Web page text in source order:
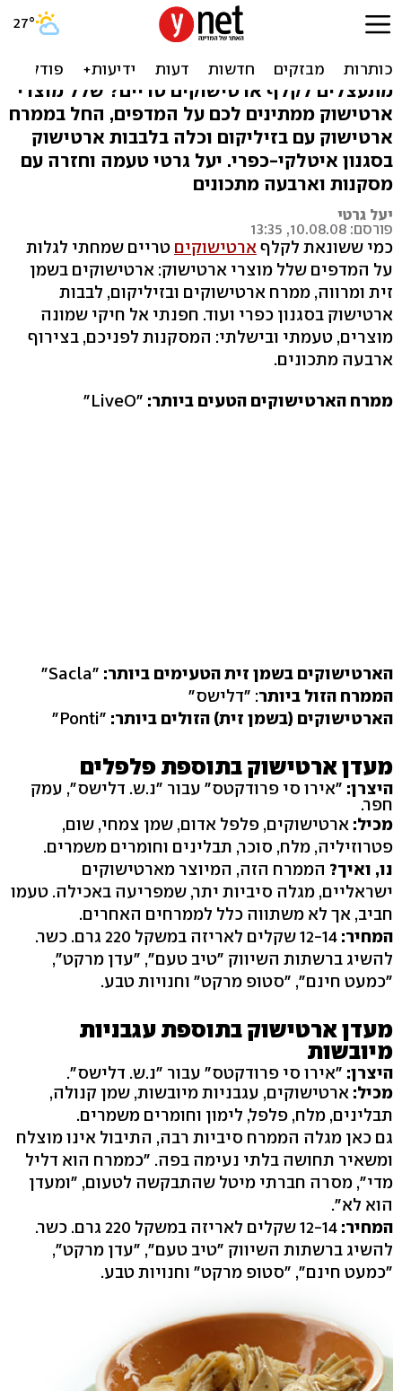
ארטישוק למפונקים - וארבעה
מתעצלים לקלף ארטישוקים טריים? שלל מוצרי
ארטישוק ממתינים לכם על המדפים, החל בממרח
ארטישוק עם בזיליקום וכלה בלבבות ארטישוק
בסגנון איטלקי-כפרי. יעל גרטי טעמה וחזרה עם
מסקנות וארבעה מתכונים
יעל גרטי
פורסם: 10.08.08, 13:35
כמי ששונאת לקלףארטישוקים טריים שמחתי לגלות
על המדפים שלל מוצרי ארטישוק: ארטישוקים בשמן
זית ומרווה, ממרח ארטישוקים ובזיליקום, לבבות
ארטישוק בסגנון כפרי ועוד. חפנתי אל חיקי שמונה
מוצרים, טעמתי ובישלתי: המסקנות לפניכם, בצירוף
ארבעה מתכונים.
ממרח הארטישוקים הטעים ביותר: "LiveO"
הארטישוקים בשמן זית הטעימים ביותר: "Sacla"
הממרח הזול ביותר: "דלישס"
הארטישוקים (בשמן זית) הזולים ביותר: "Ponti"
מעדן ארטישוק בתוספת פלפלים
היצרן: "אירו סי פרודקטס" עבור "נ.ש. דלישס", עמק
חפר.
מכיל: ארטישוקים, פלפל אדום, שמן צמחי, שום,
פטרוזיליה, מלח, סוכר, תבלינים וחומרים משמרים.
נו, ואיך? הממרח הזה, המיוצר מארטישוקים
ישראליים, מגלה סיביות יתר, שמפריעה באכילה. טעמו
חביב, אך לא משתווה כלל לממרחים האחרים.
המחיר:
להשיג ברשתות השיווק "טיב טעם", "עדן מרקט",
"כמעט חינם", "סטופ מרקט" וחנויות טבע.
מעדן ארטישוק בתוספת עגבניות
מיובשות
היצרן: "אירו סי פרודקטס" עבור "נ.ש. דלישס".
מכיל: ארטישוקים, עגבניות מיובשות, שמן קנולה,
תבלינים, מלח, פלפל, לימון וחומרים משמרים.
גם כאן מגלה הממרח סיביות רבה, התיבול אינו מוצלח
ומשאיר תחושה בלתי נעימה בפה. "כממרח הוא דליל
מדי", מסרה חברתי מיטל שהתבקשה לטעום, "ומעדן
הוא לא".
המחיר:
להשיג ברשתות השיווק "טיב טעם", "עדן מרקט",
"כמעט חינם", "סטופ מרקט" וחנויות טבע.